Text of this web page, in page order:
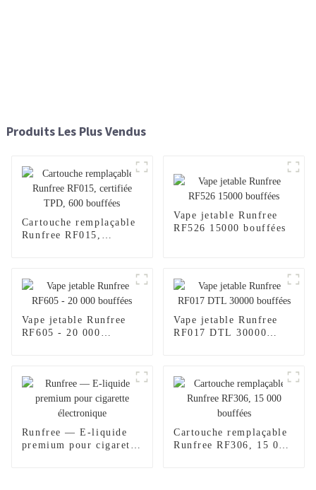
Produits Les Plus Vendus
Cartouche remplaçable
Runfree RF015,
Vape jetable Runfree
RF526 15000 bouffées
Vape jetable Runfree
RF605 - 20 000
Vape jetable Runfree
RF017 DTL 30000
Runfree — E-liquide
premium pour cigarette
Cartouche remplaçable
Runfree RF306, 15 000